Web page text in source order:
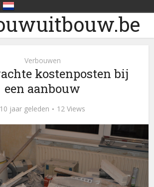
Verbouwen
kostenposten bij
een aanbouw
10 jaar geleden 12 Views